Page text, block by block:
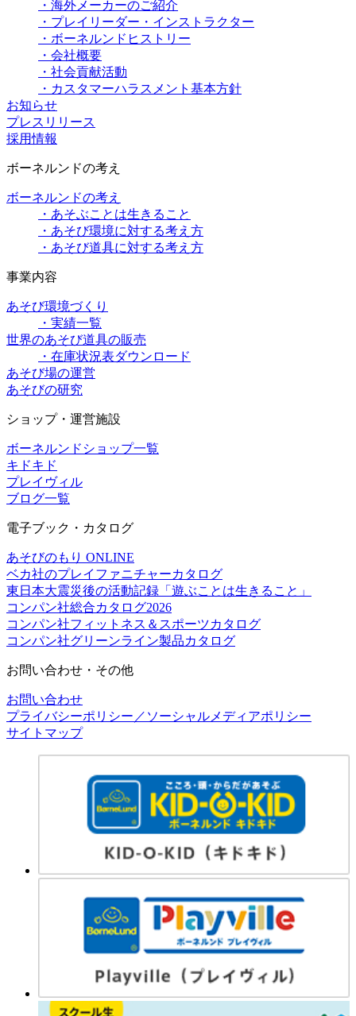
・海外メーカーのご紹介
・プレイリーダー・インストラクター
・ボーネルンドヒストリー
・会社概要
・社会貢献活動
・カスタマーハラスメント基本方針
お知らせ
プレスリリース
採用情報
ボーネルンドの考え
ボーネルンドの考え
・あそぶことは生きること
・あそび環境に対する考え方
・あそび道具に対する考え方
事業内容
あそび環境づくり
・実績一覧
世界のあそび道具の販売
・在庫状況表ダウンロード
あそび場の運営
あそびの研究
ショップ・運営施設
ボーネルンドショップ一覧
キドキド
プレイヴィル
ブログ一覧
電子ブック・カタログ
あそびのもり ONLINE
ベカ社のプレイファニチャーカタログ
東日本大震災後の活動記録「遊ぶことは生きること」
コンパン社総合カタログ2026
コンパン社フィットネス＆スポーツカタログ
コンパン社グリーンライン製品カタログ
お問い合わせ・その他
お問い合わせ
プライバシーポリシー／ソーシャルメディアポリシー
サイトマップ